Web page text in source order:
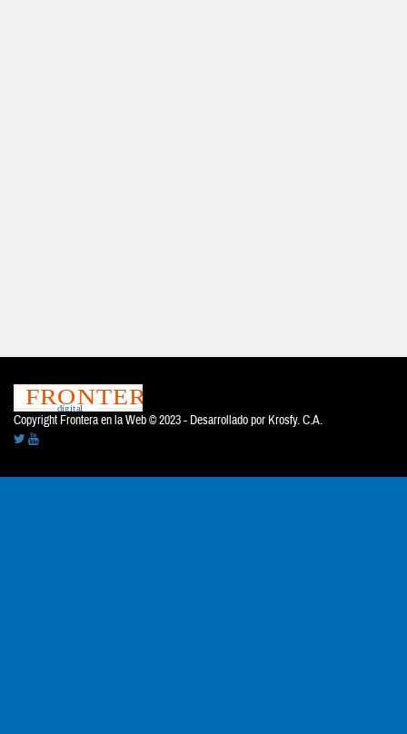
Copyright Frontera en la Web © 2023 - Desarrollado por Krosfy. C.A.